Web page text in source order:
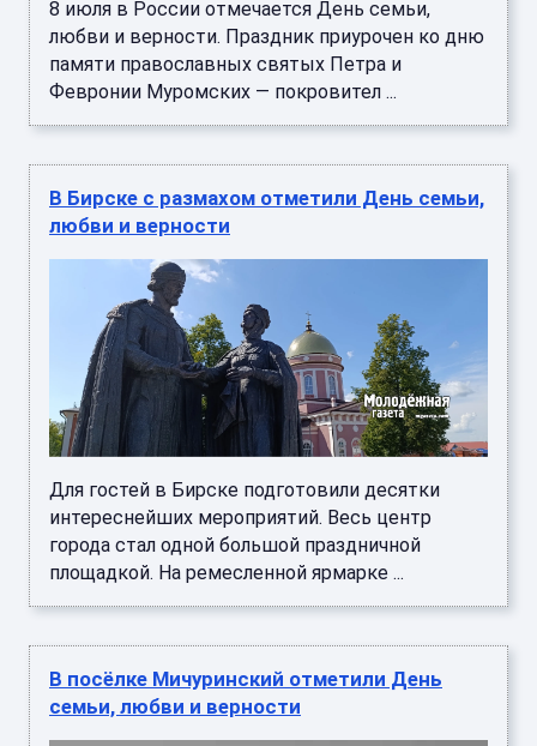
8 июля в России отмечается День семьи,
любви и верности. Праздник приурочен ко дню
памяти православных святых Петра и
Февронии Муромских — покровител ...
В Бирске с размахом отметили День семьи,
любви и верности
Для гостей в Бирске подготовили десятки
интереснейших мероприятий. Весь центр
города стал одной большой праздничной
площадкой. На ремесленной ярмарке ...
В посёлке Мичуринский отметили День
семьи, любви и верности